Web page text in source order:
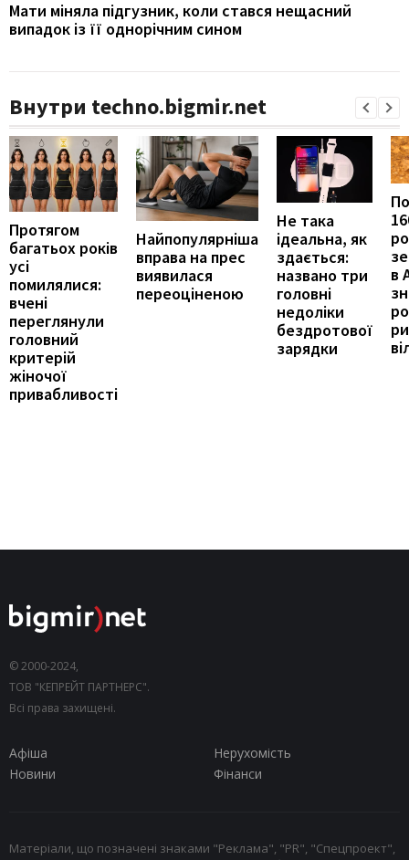
Мати міняла підгузник, коли стався нещасний
випадок із її однорічним сином
Внутри techno.bigmir.net
Протягом
багатьох років
усі
помилялися:
вчені
переглянули
головний
критерій
жіночої
привабливості
Найпопулярніша
вправа на прес
виявилася
переоціненою
Не така
ідеальна, як
здається:
названо три
головні
недоліки
бездротової
зарядки
в
© 2000-2024,
ТОВ "КЕПРЕЙТ ПАРТНЕРС".
Всі права захищені.
Афіша
Нерухомість
Новини
Фінанси
Матеріали, що позначені знаками "Реклама", "PR", "Спецпроект",